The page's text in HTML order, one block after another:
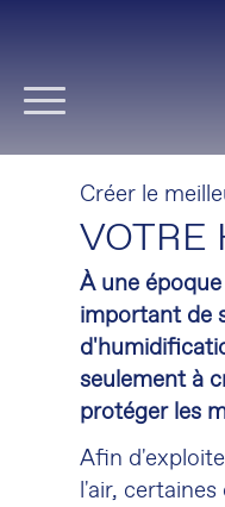
contenu
Créer le
VOTRE
À une
important de
seulement à
protéger les
Afin
l'air,